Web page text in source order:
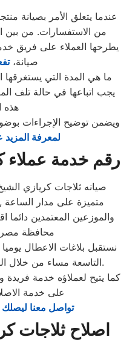
عندما يتعلق الأمر بصيانة
من الاستفسارات. من بين
يطرحها العملاء على فريق
صيانة،
ما هي المدة التي يستغرقها
يجب اتباعها في حالة تلف
هذه
ويضمن توضيح الإجراءات
لمعرفة
رقم خدمة عملاء
صيانه ثلاجات كريازي
متميزة على مدار
والموزعين المعتمدين
محافظة
نستقبل بلاغات الاعطال
التاسعة مساء من خلال الرقم المختصر لخدمة العملاء.
كما يتيح لعملاؤه خدمة
على خدمة
تواصل معنا
اصلاح ثلاجات